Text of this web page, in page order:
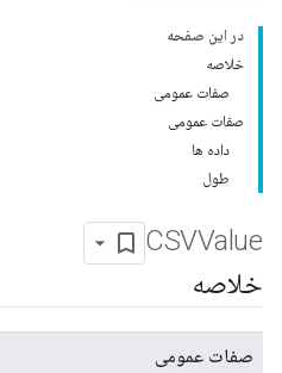
در این صفحه
خلاصه
صفات عمومی
صفات عمومی
داده ها
طول
CSVValue
خلاصه
صفات عمومی